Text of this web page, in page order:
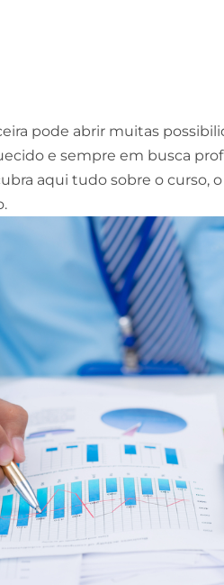
pode abrir muitas
e sempre em busca
aqui tudo sobre o curso,